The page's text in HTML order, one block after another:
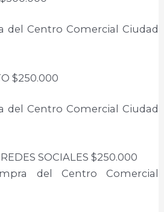
del Centro Comercial Ciudad
$250.000
del Centro Comercial Ciudad
SOCIALES $250.000
del Centro Comercial